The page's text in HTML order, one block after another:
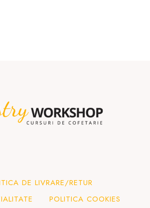
DE LIVRARE/RETUR
POLITICA COOKIES